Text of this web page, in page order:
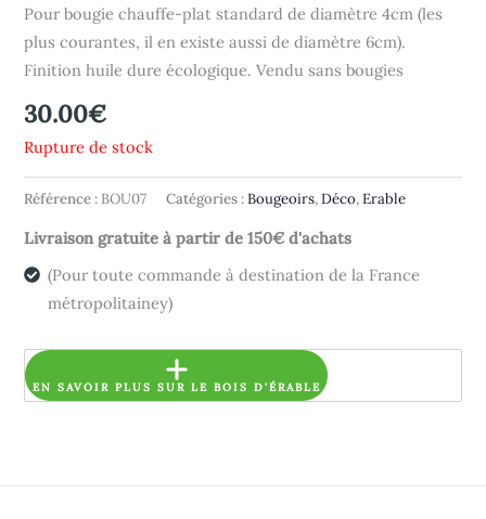
Pour bougie chauffe-plat standard de diamètre 4cm (les
plus courantes, il en existe aussi de diamètre 6cm).
Finition huile dure écologique. Vendu sans bougies
30.00€
Rupture de stock
Référence : BOU07 Catégories :Bougeoirs,Déco,Erable
Livraison gratuite à partir de 150€ d'achats
(Pour toute commande à destination de la France
métropolitainey)
EN SAVOIR PLUS SUR LE BOIS D'ÉRABLE